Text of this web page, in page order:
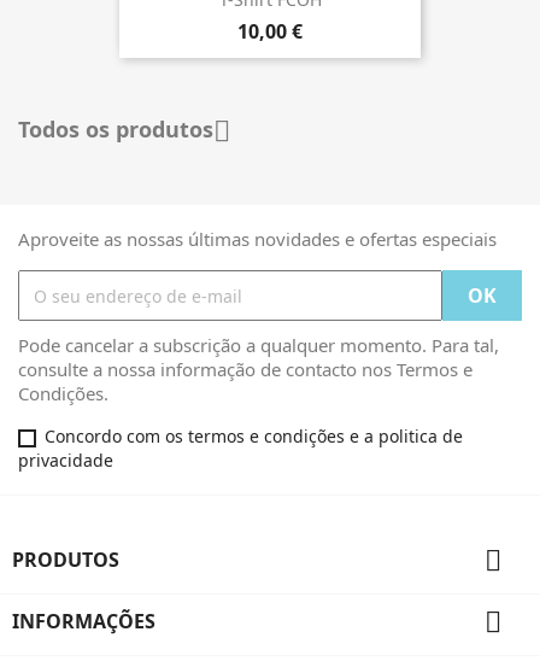
10,00 €
Todos os produtos
Aproveite as nossas últimas novidades e ofertas especiais
Pode cancelar a subscrição a qualquer momento. Para tal,
consulte a nossa informação de contacto nos Termos e
Condições.
Concordo com os termos e condições e a politica de
privacidade
PRODUTOS 
INFORMAÇÕES 